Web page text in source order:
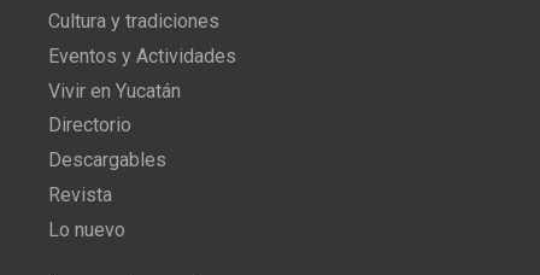
Cultura y tradiciones
Eventos y Actividades
Vivir en Yucatán
Directorio
Descargables
Revista
Lo nuevo